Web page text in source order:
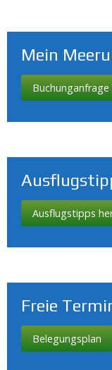
Mein
Buchunganfrage
Ausflugstipps
Freie
Belegungsplan